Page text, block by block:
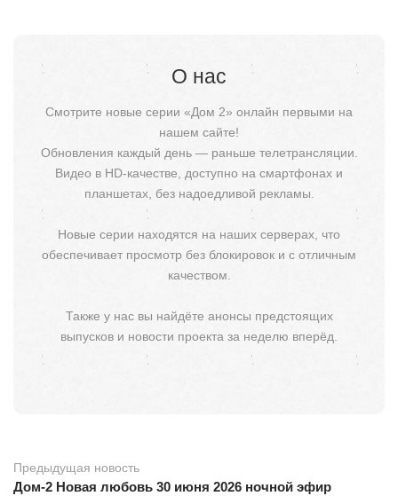
О нас
Смотрите новые серии «Дом 2» онлайн первыми на
нашем сайте!
Обновления каждый день — раньше телетрансляции.
Видео в HD-качестве, доступно на смартфонах и
планшетах, без надоедливой рекламы.
Новые серии находятся на наших серверах, что
обеспечивает просмотр без блокировок и с отличным
качеством.
Также у нас вы найдёте анонсы предстоящих
выпусков и новости проекта за неделю вперёд.
Предыдущая новость
Дом-2 Новая любовь 30 июня 2026 ночной эфир